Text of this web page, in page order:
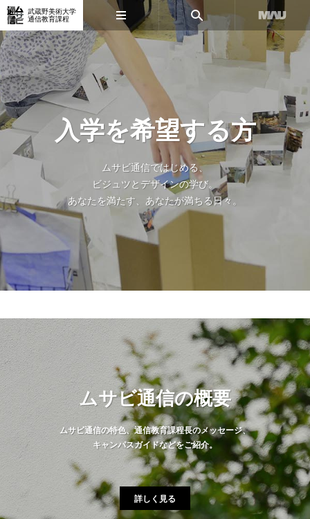
武蔵野美術大学
通信教育課程
入学を希望する方
ムサビ通信ではじめる、
ビジュツとデザインの学び。
あなたを満たす、あなたが満ちる日々。
ムサビ通信の概要
ムサビ通信の特色、通信教育課程長のメッセージ、
キャンパスガイドなどをご紹介。
詳しく見る